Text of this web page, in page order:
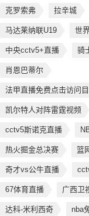
克罗索弗 拉辛城
马达莱纳联U19 世
中央cctv5+直播 骑
肖恩巴蒂尔
法甲直播免费点击访问
凯尔特人对阵雷霆视频
cctv5斯诺克直播
热火掘金总决赛 篮
奇才vs公牛直播
67体育直播 广西卫
达科-米利西奇 nba